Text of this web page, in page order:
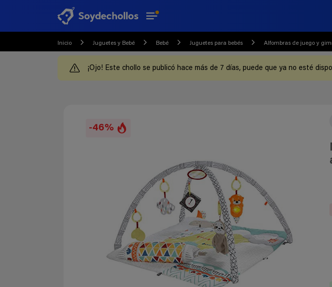
Inicio Juguetes y Bebé Bebé Juguetes para bebés Alfombras de juego y
¡Ojo! Este chollo se publicó hace más de 7 días, puede que ya no esté
-46%